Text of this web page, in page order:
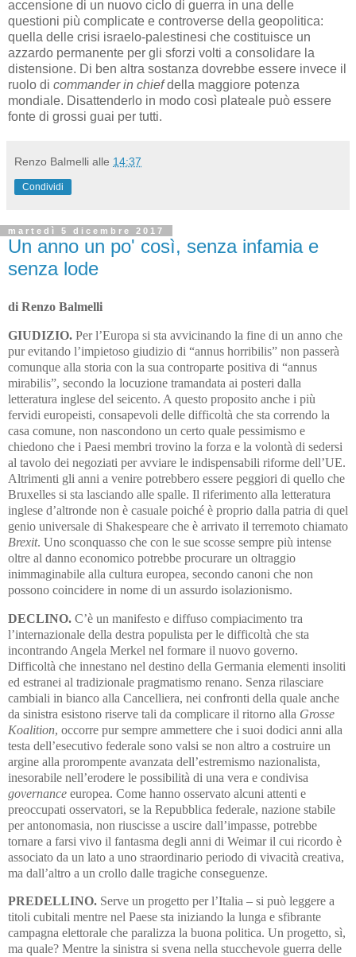
accensione di un nuovo ciclo di guerra in una delle
questioni più complicate e controverse della geopolitica:
quella delle crisi israelo-palestinesi che costituisce un
azzardo permanente per gli sforzi volti a consolidare la
distensione. Di ben altra sostanza dovrebbe essere invece il
ruolo di commander in chiefdella maggiore potenza
mondiale. Disattenderlo in modo così plateale può essere
fonte di grossi guai per tutti.
Renzo Balmelli alle 14:37
Condividi
martedì 5 dicembre 2017
Un anno un po' così, senza infamia e
senza lode
di Renzo Balmelli
GIUDIZIO. Per l’Europa si sta avvicinando la fine di un anno che
pur evitando l’impietoso giudizio di “annus horribilis” non passerà
comunque alla storia con la sua controparte positiva di “annus
mirabilis”, secondo la locuzione tramandata ai posteri dalla
letteratura inglese del seicento. A questo proposito anche i più
fervidi europeisti, consapevoli delle difficoltà che sta correndo la
casa comune, non nascondono un certo quale pessimismo e
chiedono che i Paesi membri trovino la forza e la volontà di sedersi
al tavolo dei negoziati per avviare le indispensabili riforme dell’UE.
Altrimenti gli anni a venire potrebbero essere peggiori di quello che
Bruxelles si sta lasciando alle spalle. Il riferimento alla letteratura
inglese d’altronde non è casuale poiché è proprio dalla patria di quel
genio universale di Shakespeare che è arrivato il terremoto chiamato
Brexit. Uno sconquasso che con le sue scosse sempre più intense
oltre al danno economico potrebbe procurare un oltraggio
inimmaginabile alla cultura europea, secondo canoni che non
possono coincidere in nome di un assurdo isolazionismo.
DECLINO. C’è un manifesto e diffuso compiacimento tra
l’interna­zionale della destra populista per le difficoltà che sta
incontrando Angela Merkel nel formare il nuovo governo.
Difficoltà che innestano nel destino della Germania elementi insoliti
ed estranei al tradizionale pragmatismo renano. Senza rilasciare
cambiali in bianco alla Cancelliera, nei confronti della quale anche
da sinistra esistono riserve tali da complicare il ritorno alla Grosse
Koalition, occorre pur sempre ammettere che i suoi dodici anni alla
testa dell’esecutivo federale sono valsi se non altro a costruire un
argine alla prorompente avanzata dell’estremismo nazionalista,
inesorabile nell’erodere le possibilità di una vera e condivisa
governance europea. Come hanno osservato alcuni attenti e
preoccupati osservatori, se la Repubblica federale, nazione stabile
per antonomasia, non riuscisse a uscire dall’impasse, potrebbe
tornare a farsi vivo il fantasma degli anni di Weimar il cui ricordo è
associato da un lato a uno straordinario periodo di vivacità creativa,
ma dall’altro a un crollo dalle tragiche conseguenze.
PREDELLINO. Serve un progetto per l’Italia – si può leggere a
titoli cubitali mentre nel Paese sta iniziando la lunga e sfibrante
campagna elettorale che paralizza la buona politica. Un progetto, sì,
ma quale? Mentre la sinistra si svena nella stucchevole guerra delle